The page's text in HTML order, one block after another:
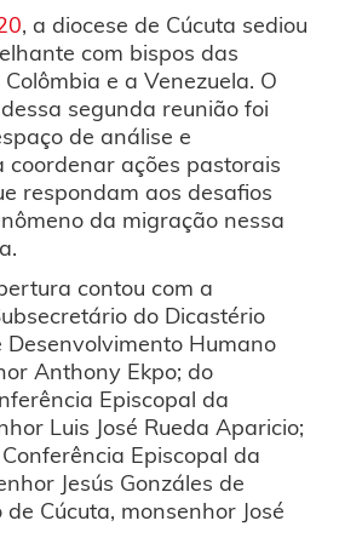
, a diocese de Cúcuta sediou
com bispos das
e a Venezuela. O
segunda reunião foi
de análise e
ações pastorais
respondam aos desafios
da migração nessa
contou com a
do Dicastério
Humano
Anthony Ekpo; do
Episcopal da
Luis José Rueda Aparicio;
Episcopal da
Jesús Gonzáles de
Cúcuta, monsenhor José